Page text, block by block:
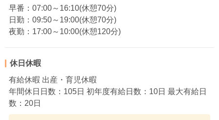
早番：07:00～16:10(休憩70分)
日勤：09:50～19:00(休憩70分)
夜勤：17:00～10:00(休憩120分)
休日休暇
有給休暇 出産・育児休暇
年間休日日数：105日 初年度有給日数：10日 最大有給日
数：20日